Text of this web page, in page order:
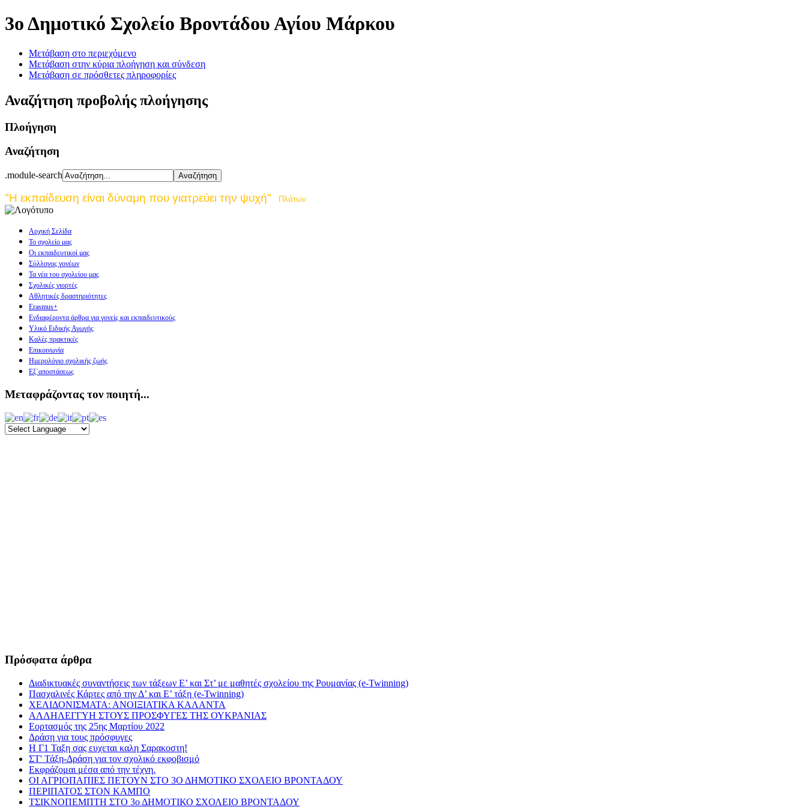
3ο Δημοτικό Σχολείο Βροντάδου Αγίου Μάρκου
Μετάβαση στο περιεχόμενο
Μετάβαση στην κύρια πλοήγηση και σύνδεση
Μετάβαση σε πρόσθετες πληροφορίες
Αναζήτηση προβολής πλοήγησης
Πλοήγηση
Αναζήτηση
.module-search
"Η εκπαίδευση είναι δύναμη που γιατρεύει την ψυχή" Πλάτων
Αρχική Σελίδα
Το σχολείο μας
Οι εκπαιδευτικοί μας
Σύλλογος γονέων
Τα νέα του σχολείου μας
Σχολικές γιορτές
Αθλητικές δραστηριότητες
Erasmus+
Ενδιαφέροντα άρθρα για γονείς και εκπαιδευτικούς
Υλικό Ειδικής Αγωγής
Καλές πρακτικές
Επικοινωνία
Ημερολόγιο σχολικής ζωής
Εξ΄αποστάσεως
Μεταφράζοντας τον ποιητή...
Πρόσφατα άρθρα
Διαδικτυακές συναντήσεις των τάξεων Ε’ και Στ’ με μαθητές σχολείου της Ρουμανίας (e-Twinning)
Πασχαλινές Κάρτες από την Δ’ και Ε’ τάξη (e-Twinning)
ΧΕΛΙΔΟΝΙΣΜΑΤΑ: ΑΝΟΙΞΙΑΤΙΚΑ ΚΑΛΑΝΤΑ
ΑΛΛΗΛΕΓΓΥΗ ΣΤΟΥΣ ΠΡΟΣΦΥΓΕΣ ΤΗΣ ΟΥΚΡΑΝΙΑΣ
Εορτασμός της 25ης Μαρτίου 2022
Δράση για τους πρόσφυγες
Η Γ1 Ταξη σας ευχεται καλη Σαρακοστη!
ΣΤ' Τάξη-Δράση για τον σχολικό εκφοβισμό
Εκφράζομαι μέσα από την τέχνη.
ΟΙ ΑΓΡΙΟΠΑΠΙΕΣ ΠΕΤΟΥΝ ΣΤΟ 3Ο ΔΗΜΟΤΙΚΟ ΣΧΟΛΕΙΟ ΒΡΟΝΤΑΔΟΥ
ΠΕΡΙΠΑΤΟΣ ΣΤΟΝ ΚΑΜΠΟ
ΤΣΙΚΝΟΠΕΜΠΤΗ ΣΤΟ 3ο ΔΗΜΟΤΙΚΟ ΣΧΟΛΕΙΟ ΒΡΟΝΤΑΔΟΥ